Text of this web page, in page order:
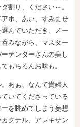
割り、ください～。
ホ、あい、すみませ
んでいただき、メー
みながら、マスター
テンダーさんの美し
もちろんお味も。
あぁ、なんて貴婦人
いてくださっている
を眺めてしまう妄想
クテル、アレキサン